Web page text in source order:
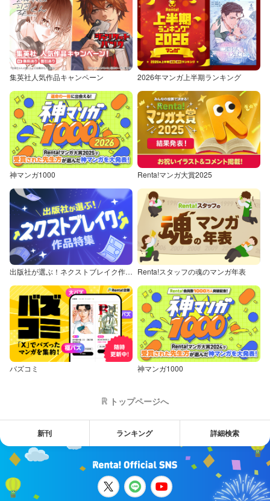
集英社人気作品キャンペーン 2026年マンガ上半期ランキング
神マンガ1000 Renta!マンガ大賞2025
出版社が選ぶ！ネクストブレイク作品特集 Renta!スタッフの魂のマンガ年表
バズコミ 神マンガ1000
トップページへ
新刊 ランキング 詳細検索